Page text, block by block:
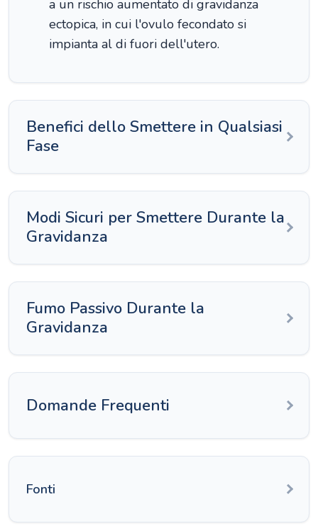
a un rischio aumentato di gravidanza
ectopica, in cui l'ovulo fecondato si
impianta al di fuori dell'utero.
Benefici dello Smettere in Qualsiasi
Fase
Modi Sicuri per Smettere Durante la
Gravidanza
Fumo Passivo Durante la
Gravidanza
Domande Frequenti
Fonti